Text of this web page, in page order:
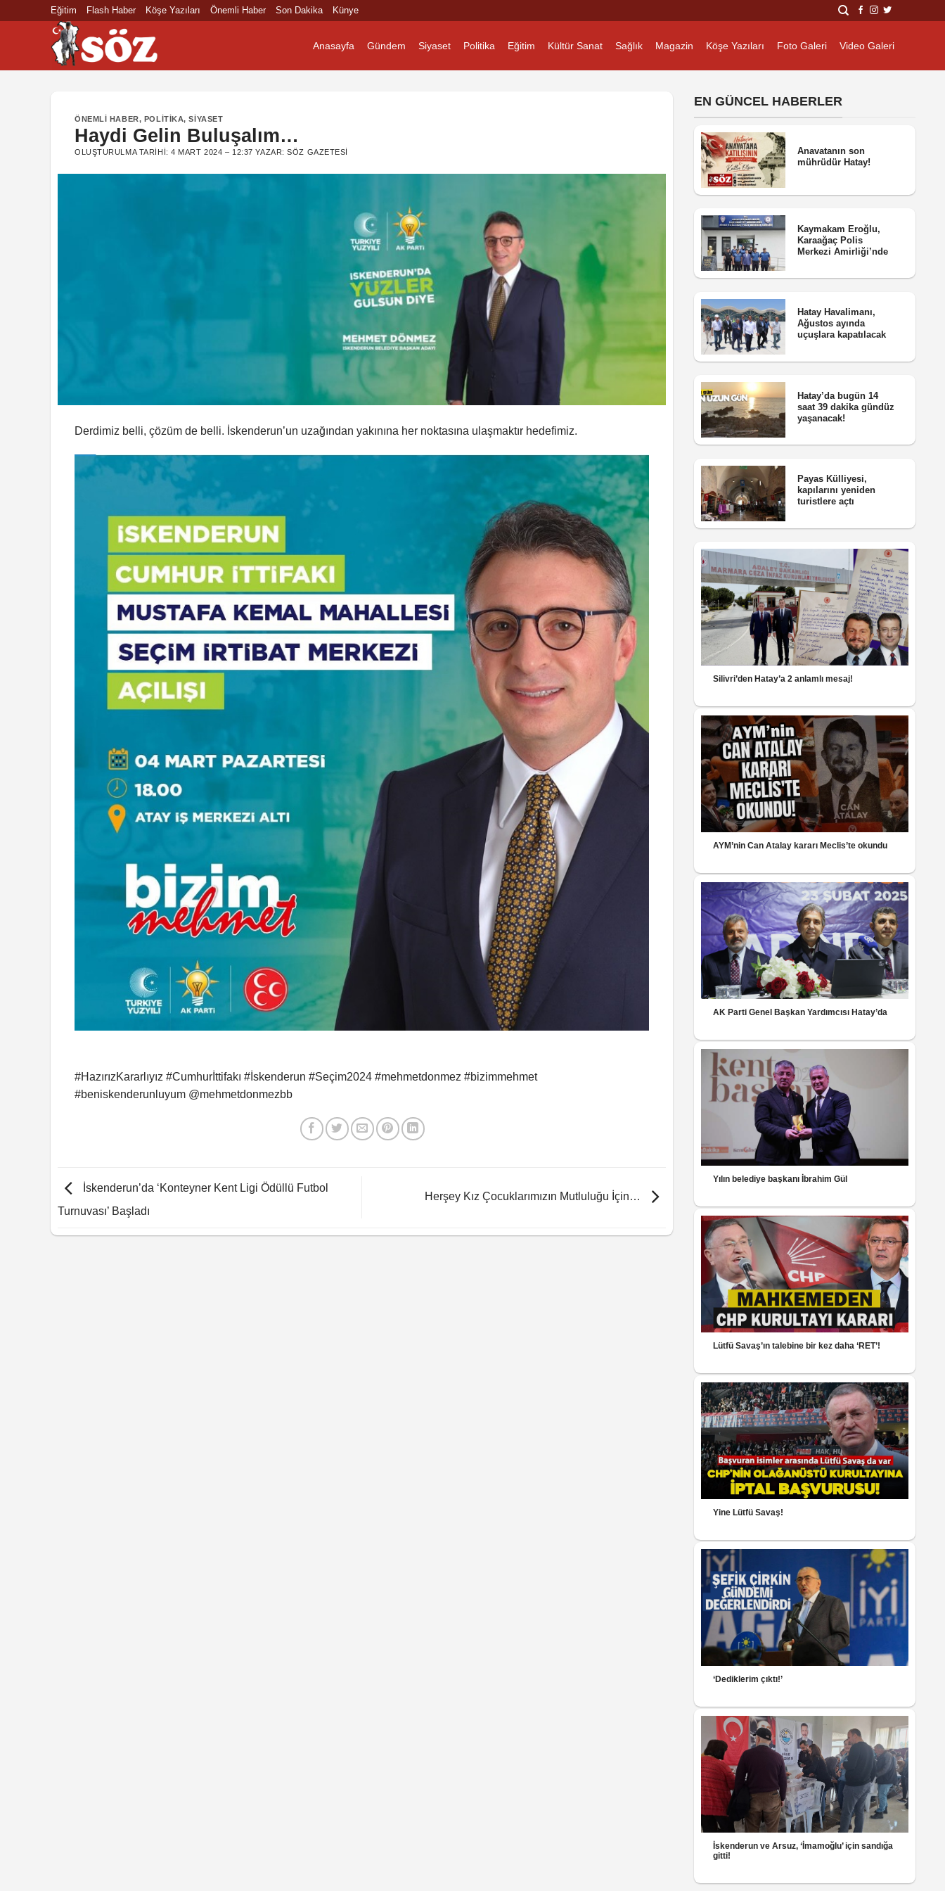
Eğitim Flash Haber Köşe Yazıları Önemli Haber Son Dakika Künye
Anasayfa Gündem Siyaset Politika Eğitim Kültür Sanat Sağlık Magazin Köşe Yazıları Foto Galeri Video Galeri
ÖNEMLI HABER, POLITIKA,SIYASET
Haydi Gelin Buluşalım…
OLUŞTURULMA TARIHI:4 MART 2024 – 12:37 YAZAR:SÖZ GAZETESI
Derdimiz belli, çözüm de belli. İskenderun’un uzağından yakınına her noktasına ulaşmaktır hedefimiz.
#HazırızKararlıyız #Cumhurİttifakı #İskenderun #Seçim2024 #mehmetdonmez #bizimmehmet
#beniskenderunluyum @mehmetdonmezbb
İskenderun’da ‘Konteyner Kent Ligi Ödüllü Futbol
Turnuvası’ Başladı
Herşey Kız Çocuklarımızın Mutluluğu İçin…
EN GÜNCEL HABERLER
Anavatanın son
mührüdür Hatay!
Kaymakam Eroğlu,
Karaağaç Polis
Merkezi Amirliği’nde
Hatay Havalimanı,
Ağustos ayında
uçuşlara kapatılacak
Hatay’da bugün 14
saat 39 dakika gündüz
yaşanacak!
Payas Külliyesi,
kapılarını yeniden
turistlere açtı
Silivri’den Hatay’a 2 anlamlı mesaj!
AYM’nin Can Atalay kararı Meclis’te okundu
AK Parti Genel Başkan Yardımcısı Hatay’da
Yılın belediye başkanı İbrahim Gül
Lütfü Savaş’ın talebine bir kez daha ‘RET’!
Yine Lütfü Savaş!
‘Dediklerim çıktı!’
İskenderun ve Arsuz, ‘İmamoğlu’ için sandığa
gitti!